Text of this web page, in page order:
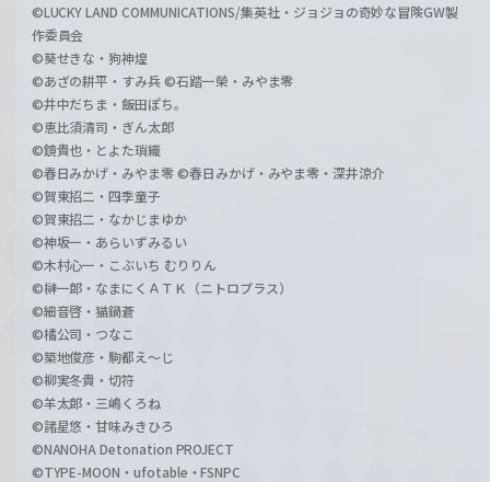
©LUCKY LAND COMMUNICATIONS/集英社・ジョジョの奇妙な冒険GW製
作委員会
©葵せきな・狗神煌
©あざの耕平・すみ兵 ©石踏一榮・みやま零
©井中だちま・飯田ぽち。
©恵比須清司・ぎん太郎
©鏡貴也・とよた瑣織
©春日みかげ・みやま零 ©春日みかげ・みやま零・深井涼介
©賀東招二・四季童子
©賀東招二・なかじまゆか
©神坂一・あらいずみるい
©木村心一・こぶいち むりりん
©榊一郎・なまにくＡＴＫ（ニトロプラス）
©細音啓・猫鍋蒼
©橘公司・つなこ
©築地俊彦・駒都え～じ
©柳実冬貴・切符
©羊太郎・三嶋くろね
©諸星悠・甘味みきひろ
©NANOHA Detonation PROJECT
©TYPE-MOON・ufotable・FSNPC